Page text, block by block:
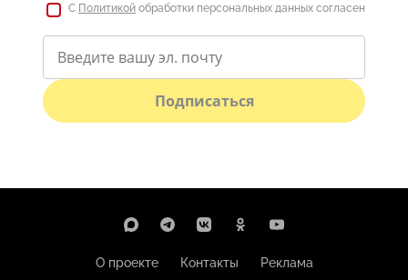
С Политикой обработки персональных данных согласен
Подписаться
О проекте Контакты
Реклама